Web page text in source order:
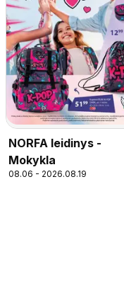
NORFA leidinys -
Mokykla
08.06 - 2026.08.19